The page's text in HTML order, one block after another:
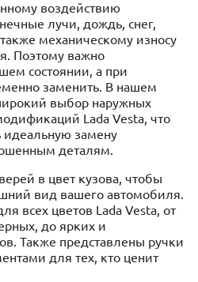
воздействию
лучи, дождь, снег,
механическому износу
Поэтому важно
состоянии, а при
заменить. В нашем
выбор наружных
Lada Vesta, что
идеальную замену
деталям.
в цвет кузова, чтобы
вид вашего автомобиля.
всех цветов Lada Vesta, от
до ярких и
Также представлены ручки
для тех, кто ценит